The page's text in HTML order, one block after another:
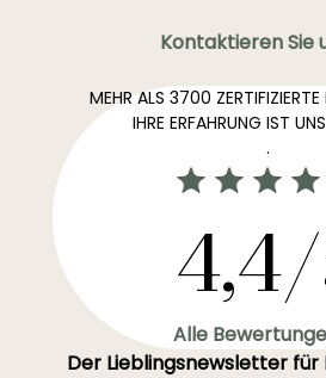
Kontaktieren Sie
MEHR ALS 3700 ZERTIFIZIERTE
IHRE ERFAHRUNG IST
.
Alle
Der Lieblingsnewsletter